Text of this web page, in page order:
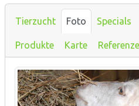
Tierzucht Foto Specials
Produkte Karte